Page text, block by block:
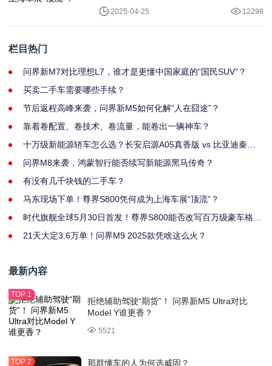
2025-04-25 12298
栏目热门
问界新M7对比理想L7，谁才是更懂中国家庭的“国民SUV”？
买卖二手车需要哪些手续？
节后返程高峰来袭，问界新M5如何化解“人在囧途”？
靠着卷配置、卷技术、卷流量，能卷出一辆神车？
十万级新能源轿车怎么选？长安启源A05真香版 vs 比亚迪秦
问界M8来袭，鸿蒙智行能否续写新能源黑马传奇？
有没有几千块钱的二手车？
马东现场下单！尊界S800凭何成为上海车展“顶流”？
时代旗舰全球5月30日首发！尊界S800能否改写百万级豪车格
21天大定3.6万单！问界M9 2025款凭啥这么火？
最新内容
拒绝辅助驾驶“期货”！ 问界新M5 Ultra对比
Model Y谁更香？
5521
那群懂车的人为何选威固？